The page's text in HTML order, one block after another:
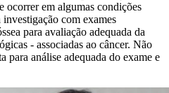
ocorrer em algumas condições
com exames
para avaliação adequada da
- associadas ao câncer. Não
para análise adequada do exame e